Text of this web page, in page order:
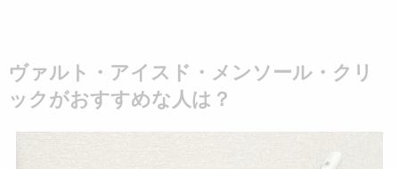
ヴァルト・アイスド・メンソール・クリ
ックがおすすめな人は？